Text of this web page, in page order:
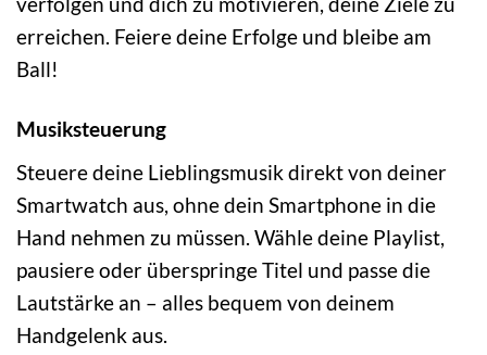
erreichen. Feiere deine Erfolge und bleibe am
Ball!
Musiksteuerung
Steuere deine Lieblingsmusik direkt von deiner
Smartwatch aus, ohne dein Smartphone in die
Hand nehmen zu müssen. Wähle deine Playlist,
pausiere oder überspringe Titel und passe die
Lautstärke an – alles bequem von deinem
Handgelenk aus.